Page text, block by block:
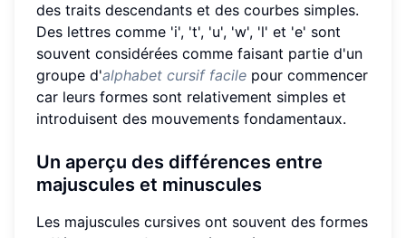
des traits descendants et des courbes simples.
Des lettres comme 'i', 't', 'u', 'w', 'l' et 'e' sont
souvent considérées comme faisant partie d'un
groupe d'alphabet cursif facile pour commencer
car leurs formes sont relativement simples et
introduisent des mouvements fondamentaux.
Un aperçu des différences entre
majuscules et minuscules
Les majuscules cursives ont souvent des formes